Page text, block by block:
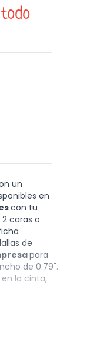
un
en
con tu
2 caras o
de
para
de 0.79".
la cinta,